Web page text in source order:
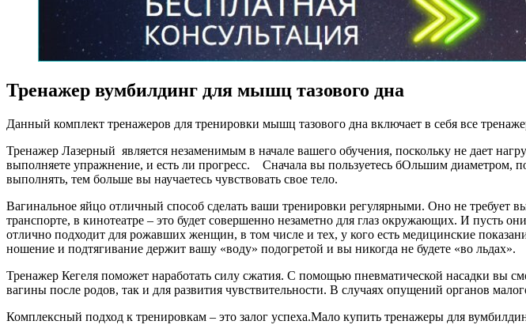
Тренажер вумбилдинг для мышц тазового дна
Данный комплект тренажеров для тренировки мышц тазового дна включает в себя все
Тренажер Лазерный является незаменимым в начале вашего обучения, поскольку не дает
выполняете упражнение, и есть ли прогресс. Сначала вы пользуетесь бОльшим диаметром,
выполнять, тем больше вы научаетесь чувствовать свое тело.
Вагинальное яйцо отличный способ сделать ваши тренировки регулярными. Оно не требует
транспорте, в кинотеатре – это будет совершенно незаметно для глаз окружающих. И пусть
отлично подходит для рожавших женщин, в том числе и тех, у кого есть медицинские
ношение и подтягивание держит вашу «воду» подогретой и вы никогда не будете «во льдах».
Тренажер Кегеля поможет наработать силу сжатия. С помощью пневматической насадки вы
вагины после родов, так и для развития чувствительности. В случаях опущений органов
Комплексный подход к тренировкам – это залог успеха.Мало купить тренажеры для